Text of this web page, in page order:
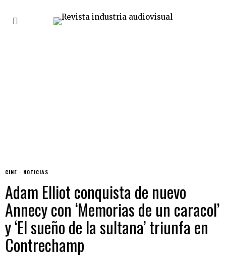
CINE · NOTICIAS
Adam Elliot conquista de nuevo
Annecy con ‘Memorias de un caracol’
y ‘El sueño de la sultana’ triunfa en
Contrechamp